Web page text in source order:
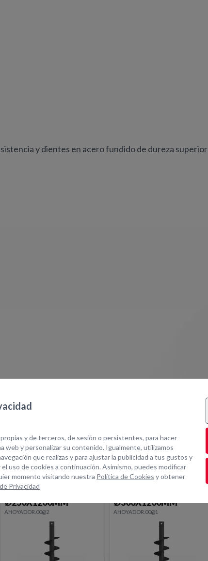
y dientes en acero fundido de dureza superior
Relacionados
Ø300X1200MM
AHOYADOR.00@1
Ø400X1200MM
AHOYADOR.00@0
y de terceros, de sesión o persistentes, para hacer
web y personalizar su contenido. Igualmente, utilizamos
que realizas y para ajustar la publicidad a tus gustos y
uso de cookies a continuación. Asimismo, puedes modificar
momento visitando nuestra Política de Cookies y obtener
Privacidad